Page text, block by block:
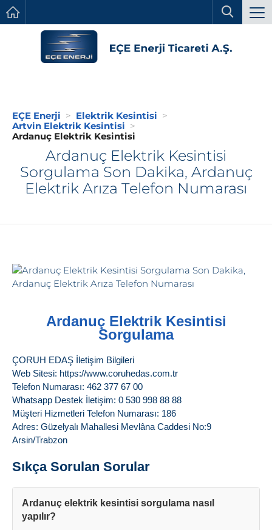
EÇE Enerji
Elektrik Kesintisi
Artvin Elektrik Kesintisi
Ardanuç Elektrik Kesintisi
Ardanuç Elektrik Kesintisi
Sorgulama Son Dakika, Ardanuç
Elektrik Arıza Telefon Numarası
Ardanuç Elektrik Kesintisi
Sorgulama
ÇORUH EDAŞ İletişim Bilgileri
Web Sitesi: https://www.coruhedas.com.tr
Telefon Numarası: 462 377 67 00
Whatsapp Destek İletişim: 0 530 998 88 88
Müşteri Hizmetleri Telefon Numarası: 186
Adres: Güzelyalı Mahallesi Mevlâna Caddesi No:9
Arsin/Trabzon
Sıkça Sorulan Sorular
Ardanuç elektrik kesintisi sorgulama nasıl
yapılır?